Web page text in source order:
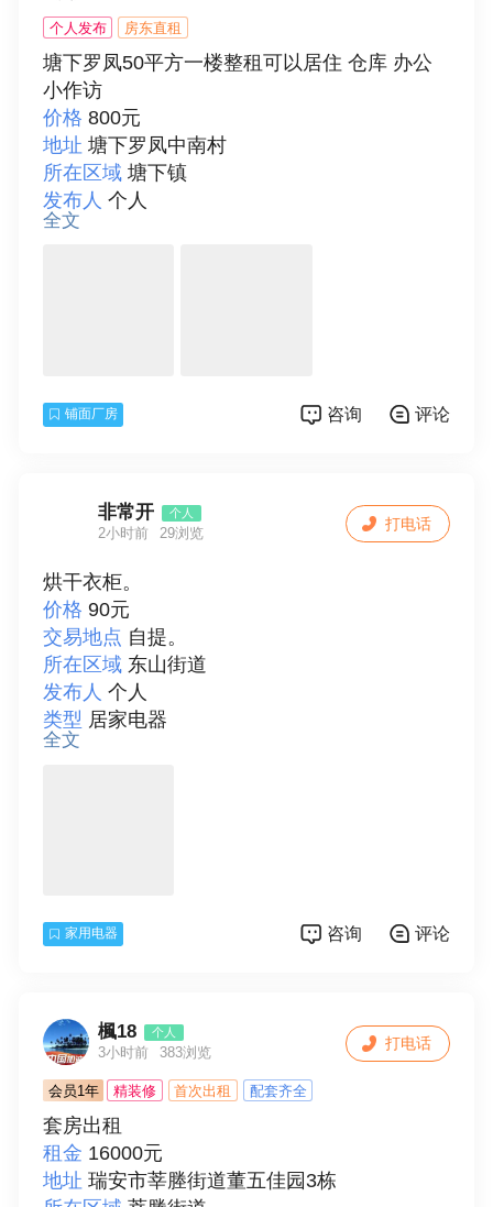
个人发布 房东直租
塘下罗凤50平方一楼整租可以居住 仓库 办公
小作访
价格 800元
地址 塘下罗凤中南村
所在区域 塘下镇
发布人 个人
面积
全文
铺面厂房 咨询 评论
非常开 个人
2小时前 29浏览
烘干衣柜。
价格 90元
交易地点 自提。
所在区域 东山街道
发布人 个人
类型 居家电器
新旧程度
全文
打电话
家用电器 咨询 评论
楓18 个人
3小时前 383浏览
会员1年 精装修 首次出租 配套齐全
套房出租
租金 16000元
地址 瑞安市莘塍街道董五佳园3栋
打电话